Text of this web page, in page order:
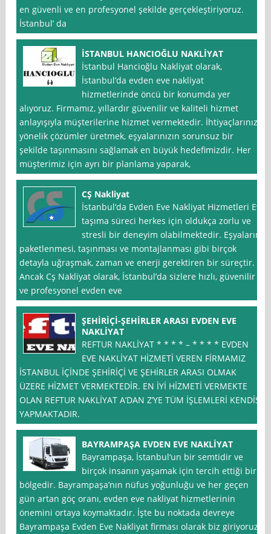
en güvenli ve en profesyonel şekilde gerçekleştiriyoruz.
İstanbul’ da
İSTANBUL HANCIOĞLU NAKLİYAT
İstanbul Hancioğlu Nakliyat olarak,
İstanbul’da evden eve nakliyat
hizmetlerinde öncü bir konumda yer
alıyoruz. Firmamız, yıllardır güvenilir ve kaliteli hizmet
anlayışıyla müşterilerine hizmet vermektedir. İhtiyaçlarınıza
yönelik çözümler üretmek, eşyalarınızın sorunsuz bir
şekilde taşınmasını sağlamak en büyük hedefimizdir. Her
müşterimiz için ayrı bir planlama yaparak,
CŞ Nakliyat
İstanbul‘da Evden Eve Nakliyat Hizmetleri Ev
taşıma süreci herkes için oldukça zorlu ve
stresli bir deneyim olabilmektedir. Eşyaların
paketlenmesi, taşınması ve montajlanması gibi birçok
detayla uğraşmak, zaman ve enerji gerektiren bir süreçtir.
Ancak Cş Nakliyat olarak, İstanbul’da sizlere hızlı, güvenilir
ve profesyonel evden eve
ŞEHİRİÇİ-ŞEHİRLER ARASI EVDEN EVE
NAKLİYAT
REFTUR NAKLİYAT * * * * – * * * * EVDEN
EVE NAKLİYAT HİZMETİ VEREN FİRMAMIZ
İSTANBUL İÇİNDE ŞEHİRİÇİ VE ŞEHİRLER ARASI OLMAK
ÜZERE HİZMET VERMEKTEDİR. EN İYİ HİZMETİ VERMEKTE
OLAN REFTUR NAKLİYAT A’DAN Z’YE TÜM İŞLEMLERİ KENDİSİ
YAPMAKTADIR.
BAYRAMPAŞA EVDEN EVE NAKLİYAT
Bayrampaşa, İstanbul‘un bir semtidir ve
birçok insanın yaşamak için tercih ettiği bir
bölgedir. Bayrampaşa’nın nüfus yoğunluğu ve her geçen
gün artan göç oranı, evden eve nakliyat hizmetlerinin
önemini ortaya koymaktadır. İşte bu noktada devreye
Bayrampaşa Evden Eve Nakliyat firması olarak biz giriyoruz.